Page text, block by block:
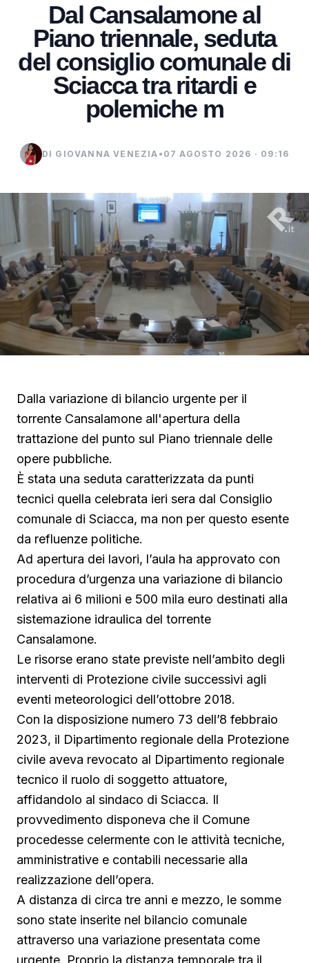
Dal Cansalamone al
Piano triennale, seduta
del consiglio comunale di
Sciacca tra ritardi e
polemiche m
DI GIOVANNA VENEZIA • 07 AGOSTO 2026 · 09:16
Dalla variazione di bilancio urgente per il
torrente Cansalamone all'apertura della
trattazione del punto sul Piano triennale delle
opere pubbliche.
È stata una seduta caratterizzata da punti
tecnici quella celebrata ieri sera dal Consiglio
comunale di Sciacca, ma non per questo esente
da refluenze politiche.
Ad apertura dei lavori, l’aula ha approvato con
procedura d’urgenza una variazione di bilancio
relativa ai 6 milioni e 500 mila euro destinati alla
sistemazione idraulica del torrente
Cansalamone.
Le risorse erano state previste nell’ambito degli
interventi di Protezione civile successivi agli
eventi meteorologici dell’ottobre 2018.
Con la disposizione numero 73 dell’8 febbraio
2023, il Dipartimento regionale della Protezione
civile aveva revocato al Dipartimento regionale
tecnico il ruolo di soggetto attuatore,
affidandolo al sindaco di Sciacca. Il
provvedimento disponeva che il Comune
procedesse celermente con le attività tecniche,
amministrative e contabili necessarie alla
realizzazione dell’opera.
A distanza di circa tre anni e mezzo, le somme
sono state inserite nel bilancio comunale
attraverso una variazione presentata come
urgente. Proprio la distanza temporale tra il